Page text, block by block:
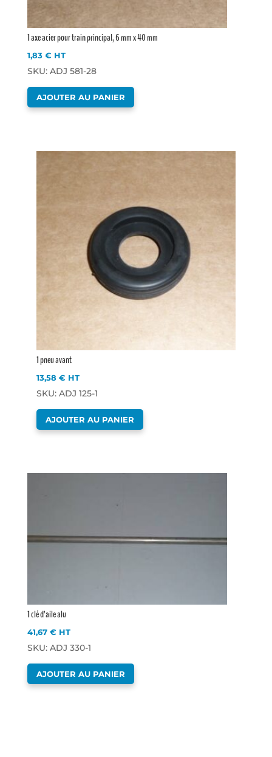
1 axe acier pour train principal, 6 mm x 40 mm
1,83€ HT
SKU: ADJ 581-28
AJOUTER AU PANIER
1 pneu avant
13,58 € HT
SKU: ADJ 125-1
AJOUTER AU PANIER
1 clé d’aile alu
41,67€ HT
SKU: ADJ 330-1
AJOUTER AU PANIER